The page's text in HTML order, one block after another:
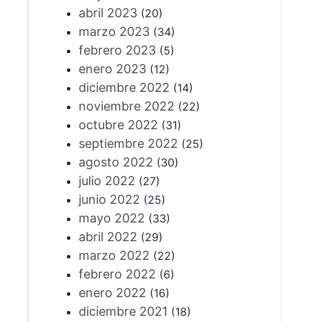
abril 2023(20)
marzo 2023(34)
febrero 2023(5)
enero 2023(12)
diciembre 2022 (14)
noviembre 2022 (22)
octubre 2022 (31)
septiembre 2022 (25)
agosto 2022 (30)
julio 2022 (27)
junio 2022 (25)
mayo 2022 (33)
abril 2022 (29)
marzo 2022 (22)
febrero 2022 (6)
enero 2022 (16)
diciembre 2021 (18)